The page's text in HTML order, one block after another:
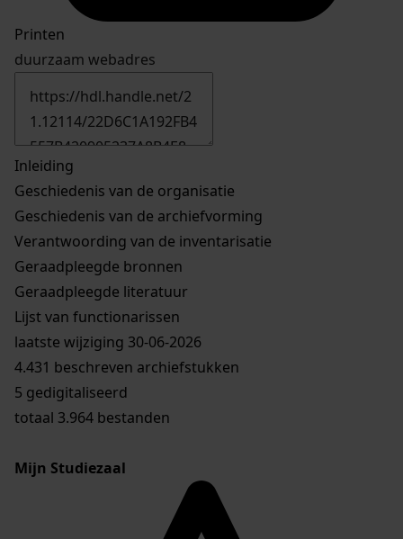
Printen
duurzaam webadres
Inleiding
Geschiedenis van de organisatie
Geschiedenis van de archiefvorming
Verantwoording van de inventarisatie
Geraadpleegde bronnen
Geraadpleegde literatuur
Lijst van functionarissen
laatste wijziging 30-06-2026
4.431 beschreven archiefstukken
5 gedigitaliseerd
totaal 3.964 bestanden
Mijn Studiezaal